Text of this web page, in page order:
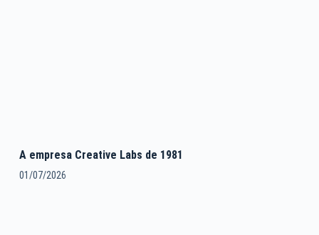
A empresa Creative Labs de 1981
01/07/2026